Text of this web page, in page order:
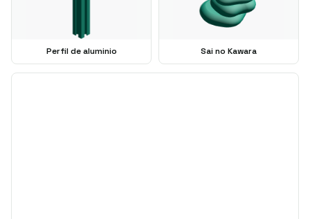
Perfil de aluminio Sai no Kawara